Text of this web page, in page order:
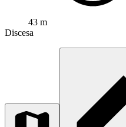
43 m
Discesa